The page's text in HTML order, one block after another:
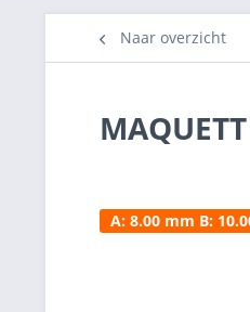
Naar overzicht
A: 8.00 mm B: